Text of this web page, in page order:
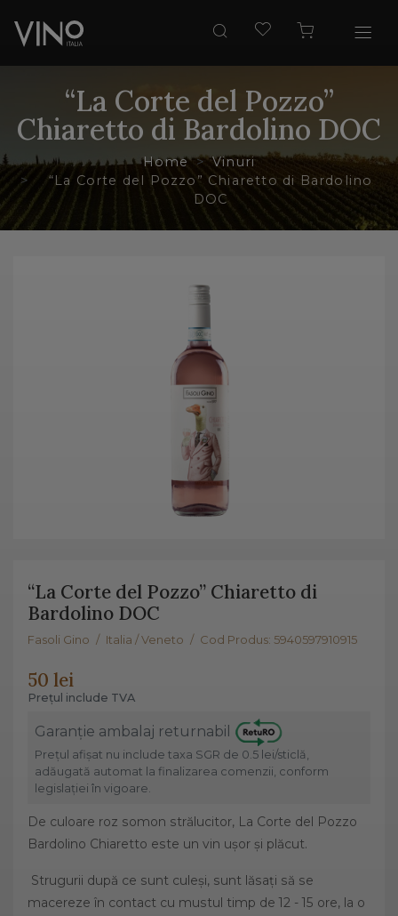
“La Corte del Pozzo”
Chiaretto di Bardolino DOC
Home
Vinuri
“La Corte del Pozzo” Chiaretto di Bardolino
DOC
“La Corte del Pozzo” Chiaretto di
Bardolino DOC
Fasoli Gino / Italia / Veneto / Cod Produs: 5940597910915
50 lei
Prețul include TVA
Garanție ambalaj returnabil
Prețul afișat nu include taxa SGR de 0.5 lei/sticlă,
adăugată automat la finalizarea comenzii, conform
legislației în vigoare.
De culoare roz somon strălucitor, La Corte del Pozzo
Bardolino Chiaretto este un vin ușor și plăcut.
Strugurii după ce sunt culeși, sunt lăsați să se
macereze în contact cu mustul timp de 12 - 15 ore, la o